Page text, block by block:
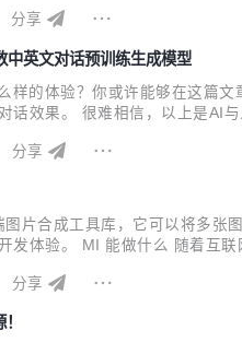
分享
中英文对话预训练生成模型
样的体验？你或许能够在这篇
话效果。 很难相信，以上是AI
分享
片合成工具库，它可以将多张
发体验。 MI 能做什么 随着互
炫耀场景。 M...
分享